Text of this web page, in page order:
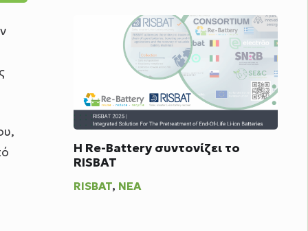
Η Re-Battery συντονίζει το
RISBAT
RISBAT, ΝΈΑ